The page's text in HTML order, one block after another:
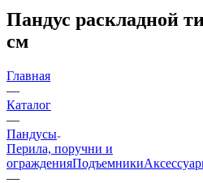
Пандус раскладной
см
Главная
—
Каталог
—
Пандусы
Перила, поручни и
огражденияПодъемники
—